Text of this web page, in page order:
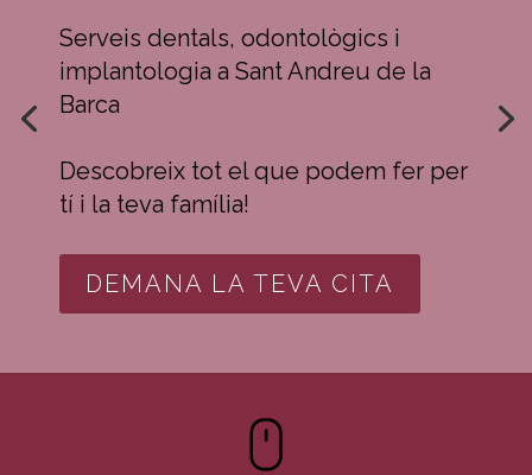
Serveis dentals, odontològics i
implantologia a Sant Andreu de la
Barca
Descobreix tot el que podem fer per
tí i la teva família!
DEMANA LA TEVA CITA